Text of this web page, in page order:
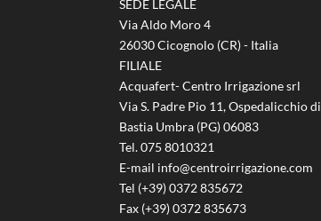
SEDE LEGALE
Via Aldo Moro 4
26030 Cicognolo (CR) - Italia
FILIALE
Acquafert- Centro Irrigazione srl
Via S. Padre Pio 11, Ospedalicchio di
Bastia Umbra (PG) 06083
Tel. 075 8010321
E-mail info@centroirrigazione.com
Tel (+39) 0372 835672
Fax (+39) 0372 835673